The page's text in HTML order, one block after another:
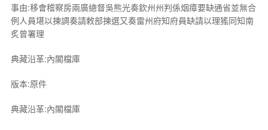
事由:移會稽察房兩廣總督吳熊光奏欽州州判係烟瘴要缺通省並無合
例人員堪以揀調奏請敕部揀選又奏雷州府知府員缺請以理猺同知南
炙曾署理
典藏沿革:內閣檔庫
版本:原件
典藏沿革:內閣檔庫